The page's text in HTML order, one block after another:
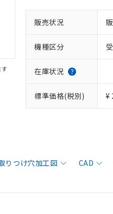
販売状況
機種区分
在庫状況
標準価格(税別) ¥
りつけ穴加工図 CAD